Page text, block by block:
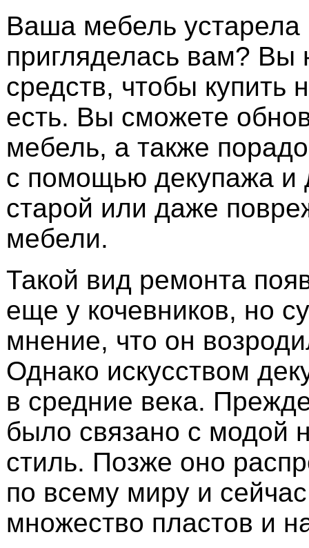
Ваша мебель устарела
пригляделась вам? Вы
средств, чтобы купить
есть. Вы сможете
мебель, а также
с помощью декупажа и
старой или даже
мебели.
Такой вид ремонта
еще у кочевников, но
мнение, что он
Однако искусством
в средние века.
было связано с модой
стиль. Позже оно
по всему миру и
множество пластов и